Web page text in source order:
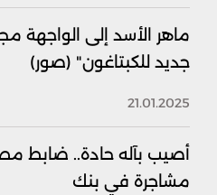
ماهر الأسد إلى
جديد للكبتاغون" (صور)
21.01.2025
أصيب بآله حادة..
مشاجرة في بنك ‏